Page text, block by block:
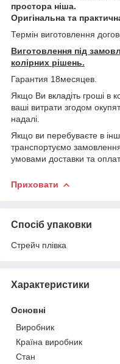
простора ніша.
Оригінальна та
Термін виготовлення
Виготовлення під
колірних рішень.
Гарантия 18месяцев.
Якщо Ви вкладіть гроші в
ваші витрати згодом
надалі.
Якщо ви перебуваєте в
транспортуємо
умовами доставки та
Приховати
Спосіб упаковки
Стрейч плівка
Характеристики
Основні
Виробник
Країна виробник
Стан